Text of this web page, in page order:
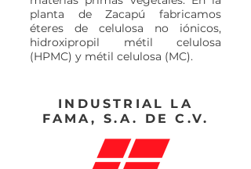
planta de Zacapú fabricamos
éteres de celulosa no iónicos,
hidroxipropil métil celulosa
(HPMC) y métil celulosa (MC).
INDUSTRIAL LA
FAMA, S.A. DE C.V.